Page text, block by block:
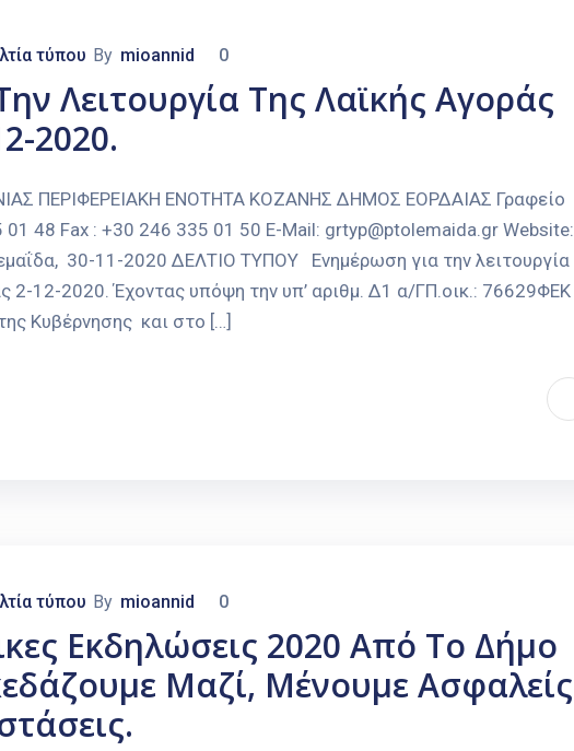
τύπου By mioannid 0
Λειτουργία Της Λαϊκής Αγοράς
2020.
ΠΕΡΙΦΕΡΕΙΑΚΗ ΕΝΟΤΗΤΑ ΚΟΖΑΝΗΣ ΔΗΜΟΣ ΕΟΡΔΑΙΑΣ Γραφείο
48 Fax : +30 246 335 01 50 E-Mail: grtyp@ptolemaida.gr Website:
30-11-2020 ΔΕΛΤΙΟ ΤΥΠΟΥ Ενημέρωση για την λειτουργία
2-12-2020. Έχοντας υπόψη την υπ’ αριθμ. Δ1 α/ΓΠ.οικ.: 76629ΦΕΚ
Κυβέρνησης και στο […]
τύπου By mioannid 0
Εκδηλώσεις 2020 Από Το Δήμο
Μαζί, Μένουμε Ασφαλείς